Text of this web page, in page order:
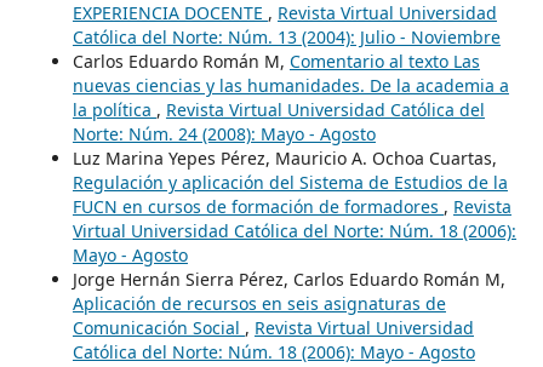
EXPERIENCIA DOCENTE , Revista Virtual Universidad
Católica del Norte: Núm. 13 (2004): Julio - Noviembre
Carlos Eduardo Román M, Comentario al texto Las
nuevas ciencias y las humanidades. De la academia a
la política , Revista Virtual Universidad Católica del
Norte: Núm. 24 (2008): Mayo - Agosto
Luz Marina Yepes Pérez, Mauricio A. Ochoa Cuartas,
Regulación y aplicación del Sistema de Estudios de la
FUCN en cursos de formación de formadores , Revista
Virtual Universidad Católica del Norte: Núm. 18 (2006):
Mayo - Agosto
Jorge Hernán Sierra Pérez, Carlos Eduardo Román M,
Aplicación de recursos en seis asignaturas de
Comunicación Social , Revista Virtual Universidad
Católica del Norte: Núm. 18 (2006): Mayo - Agosto